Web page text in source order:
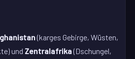
(karges Gebirge, Wüsten,
und Zentralafrika(Dschungel,